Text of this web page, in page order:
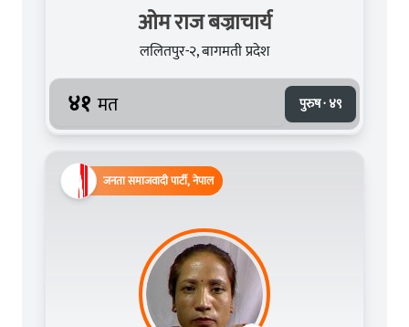
ओम राज बज्राचार्य
ललितपुर-२, बागमती प्रदेश
४१ मत पुरुष · ४९
जनता समाजवादी पार्टी, नेपाल